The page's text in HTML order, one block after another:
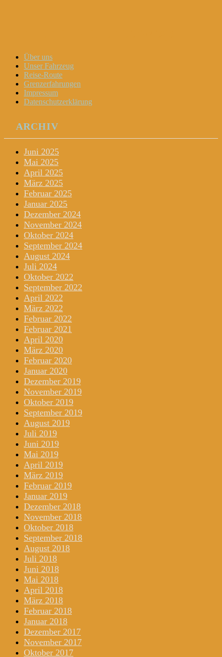
Menu
Widgets
Search
Skip
content
Über uns
Unser Fahrzeug
Reise-Route
Grenzerfahrungen
Impressum
Datenschutzerklärung
ARCHIV
Juni 2025
Mai 2025
April 2025
März 2025
Februar 2025
Januar 2025
Dezember 2024
November 2024
Oktober 2024
September 2024
August 2024
Juli 2024
Oktober 2022
September 2022
April 2022
März 2022
Februar 2022
Februar 2021
April 2020
März 2020
Februar 2020
Januar 2020
Dezember 2019
November 2019
Oktober 2019
September 2019
August 2019
Juli 2019
Juni 2019
Mai 2019
April 2019
März 2019
Februar 2019
Januar 2019
Dezember 2018
November 2018
Oktober 2018
September 2018
August 2018
Juli 2018
Juni 2018
Mai 2018
April 2018
März 2018
Februar 2018
Januar 2018
Dezember 2017
November 2017
Oktober 2017